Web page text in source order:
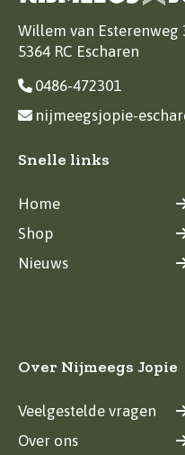
Willem van Esterenweg
5364 RC Escharen
0486-472301
nijmeegsjopie-
Snelle links
Home
Shop
Nieuws
Over Nijmeegs Jopie
Veelgestelde vragen
Over ons